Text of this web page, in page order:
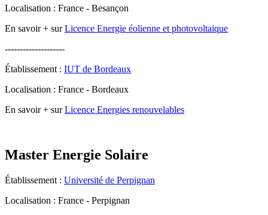
Localisation : France - Besançon
En savoir + surLicence Energie éolienne et photovoltaique
--------------------
Établissement : IUT de Bordeaux
Localisation : France - Bordeaux
En savoir + surLicence Energies renouvelables
Master Energie Solaire
Établissement : Université de Perpignan
Localisation : France - Perpignan